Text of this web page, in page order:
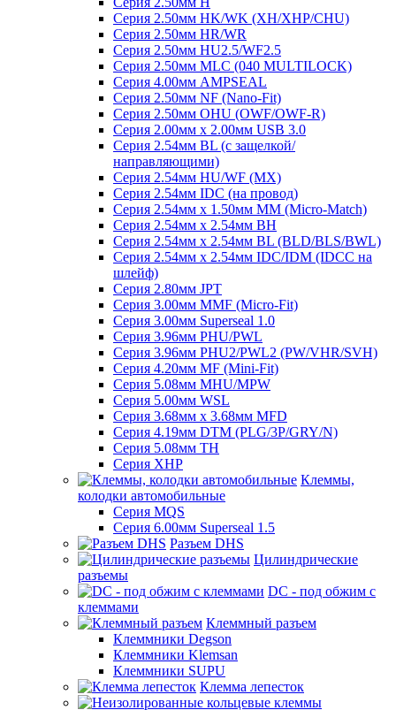
Серия 2.50мм HK/WK (XH/XHP/CHU)
Серия 2.50мм HR/WR
Серия 2.50мм HU2.5/WF2.5
Серия 2.50мм MLC (040 MULTILOCK)
Серия 4.00мм AMPSEAL
Серия 2.50мм NF (Nano-Fit)
Серия 2.50мм OHU (OWF/OWF-R)
Серия 2.00мм x 2.00мм USB 3.0
Серия 2.54мм BL (с защелкой/
направляющими)
Серия 2.54мм HU/WF (MX)
Серия 2.54мм IDC (на провод)
Серия 2.54мм х 1.50мм MM (Micro-Match)
Серия 2.54мм х 2.54мм BH
Серия 2.54мм х 2.54мм BL (BLD/BLS/BWL)
Серия 2.54мм х 2.54мм IDC/IDM (IDCC на
шлейф)
Серия 2.80мм JPT
Серия 3.00мм MMF (Micro-Fit)
Серия 3.00мм Superseal 1.0
Серия 3.96мм PHU/PWL
Серия 3.96мм PHU2/PWL2 (PW/VHR/SVH)
Серия 4.20мм MF (Mini-Fit)
Серия 5.08мм MHU/MPW
Серия 5.00мм WSL
Серия 3.68мм х 3.68мм MFD
Серия 4.19мм DTM (PLG/3P/GRY/N)
Серия 5.08мм TH
Серия XHP
Клеммы,
колодки автомобильные
Серия MQS
Серия 6.00мм Superseal 1.5
Разъем DHS
Цилиндрические
разъемы
DC - под обжим с
клеммами
Клеммный разъем
Клеммники Degson
Клеммники Klemsan
Клеммники SUPU
Клемма лепесток